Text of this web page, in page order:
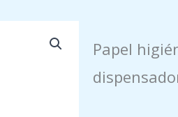
Papel